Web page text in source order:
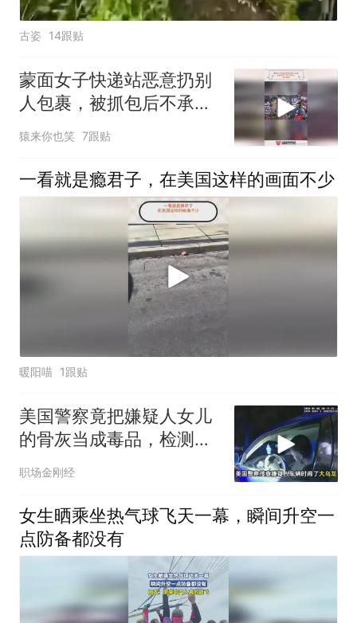
古姿 14跟贴
蒙面女子快递站恶意扔别
人包裹，被抓包后不承认
还骂人，出言嘲讽
猿来你也笑 7跟贴
一看就是瘾君子，在美国这样的画面不少
暖阳喵 1跟贴
美国警察竟把嫌疑人女儿
的骨灰当成毒品，检测结
果还是阳性
职场金刚经
女生晒乘坐热气球飞天一幕，瞬间升空一
点防备都没有